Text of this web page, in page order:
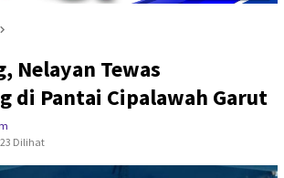
Nelayan Tewas
di Pantai Cipalawah Garut
23 Dilihat